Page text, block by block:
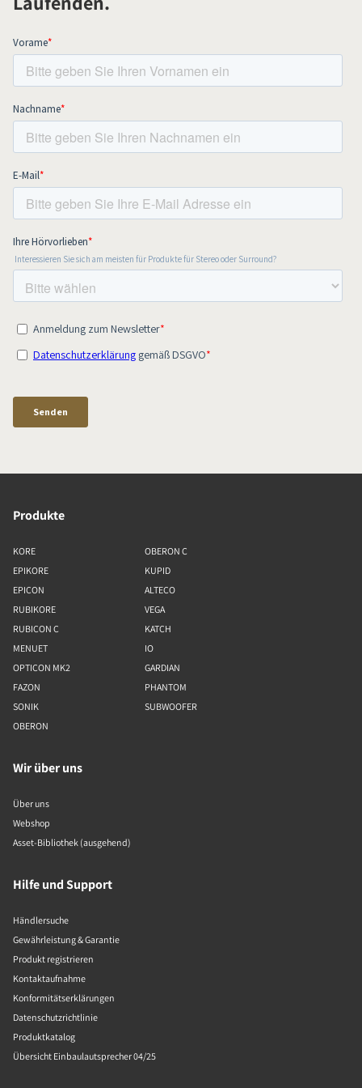
Produkte
KORE
EPIKORE
EPICON
RUBIKORE
RUBICON C
MENUET
OPTICON MK2
FAZON
SONIK
OBERON
OBERON C
KUPID
ALTECO
VEGA
KATCH
IO
GARDIAN
PHANTOM
SUBWOOFER
Wir über uns
Über uns
Webshop
Asset-Bibliothek (ausgehend)
Hilfe und Support
Händlersuche
Gewährleistung & Garantie
Produkt registrieren
Kontaktaufnahme
Konformitätserklärungen
Datenschutzrichtlinie
Produktkatalog
Übersicht Einbaulautsprecher 04/25